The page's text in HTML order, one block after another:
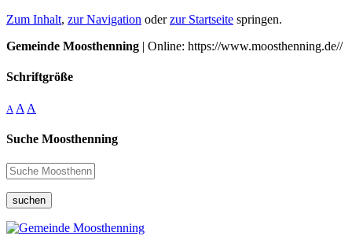
Zum Inhalt, zur Navigation oderzur Startseite springen.
Gemeinde Moosthenning | Online: https://www.moosthenning.de//
Schriftgröße
A A A
Suche Moosthenning
suchen